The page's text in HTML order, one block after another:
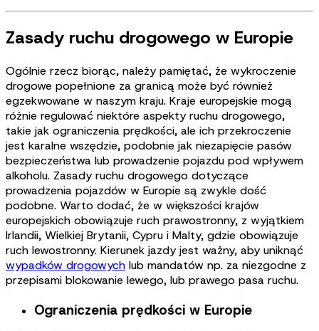
Zasady ruchu drogowego w Europie
Ogólnie rzecz biorąc, należy pamiętać, że wykroczenie
drogowe popełnione za granicą może być również
egzekwowane w naszym kraju. Kraje europejskie mogą
różnie regulować niektóre aspekty ruchu drogowego,
takie jak ograniczenia prędkości, ale ich przekroczenie
jest karalne wszędzie, podobnie jak niezapięcie pasów
bezpieczeństwa lub prowadzenie pojazdu pod wpływem
alkoholu. Zasady ruchu drogowego dotyczące
prowadzenia pojazdów w Europie są zwykle dość
podobne. Warto dodać, że w większości krajów
europejskich obowiązuje ruch prawostronny, z wyjątkiem
Irlandii, Wielkiej Brytanii, Cypru i Malty, gdzie obowiązuje
ruch lewostronny. Kierunek jazdy jest ważny, aby uniknąć
wypadków drogowych lub mandatów np. za niezgodne z
przepisami blokowanie lewego, lub prawego pasa ruchu.
Ograniczenia prędkości w Europie